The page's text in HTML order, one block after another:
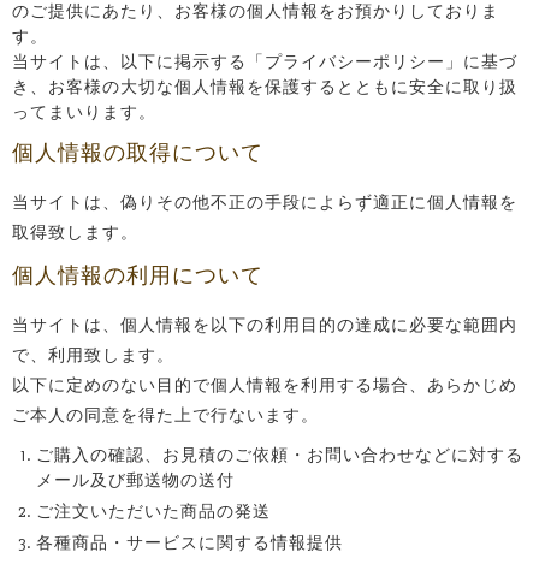
会社案内
のご提供にあたり、お客様の個人情報をお預かりしておりま
す。
当サイトは、以下に掲示する「プライバシーポリシー」に基づ
き、お客様の大切な個人情報を保護するとともに安全に取り扱
ってまいります。
個人情報の取得について
当サイトは、偽りその他不正の手段によらず適正に個人情報を
取得致します。
個人情報の利用について
当サイトは、個人情報を以下の利用目的の達成に必要な範囲内
で、利用致します。
以下に定めのない目的で個人情報を利用する場合、あらかじめ
ご本人の同意を得た上で行ないます。
ご購入の確認、お見積のご依頼・お問い合わせなどに対する
メール及び郵送物の送付
ご注文いただいた商品の発送
各種商品・サービスに関する情報提供